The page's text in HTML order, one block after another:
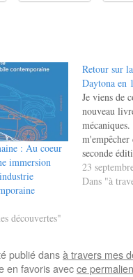
: Au coeur
immersion
découvertes"
Retour sur
Daytona en
Je viens de
nouveau
m'empêcher
seconde
Machine",
projet.
23
Dans "à
publié dansà travers mes
en favoris avecce permalien